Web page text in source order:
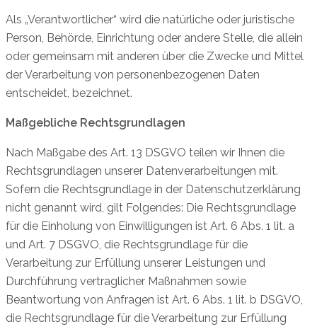
Als „Verantwortlicher“ wird die natürliche oder juristische
Person, Behörde, Einrichtung oder andere Stelle, die allein
oder gemeinsam mit anderen über die Zwecke und Mittel
der Verarbeitung von personenbezogenen Daten
entscheidet, bezeichnet.
Maßgebliche Rechtsgrundlagen
Nach Maßgabe des Art. 13 DSGVO teilen wir Ihnen die
Rechtsgrundlagen unserer Datenverarbeitungen mit.
Sofern die Rechtsgrundlage in der Datenschutzerklärung
nicht genannt wird, gilt Folgendes: Die Rechtsgrundlage
für die Einholung von Einwilligungen ist Art. 6 Abs. 1 lit. a
und Art. 7 DSGVO, die Rechtsgrundlage für die
Verarbeitung zur Erfüllung unserer Leistungen und
Durchführung vertraglicher Maßnahmen sowie
Beantwortung von Anfragen ist Art. 6 Abs. 1 lit. b DSGVO,
die Rechtsgrundlage für die Verarbeitung zur Erfüllung